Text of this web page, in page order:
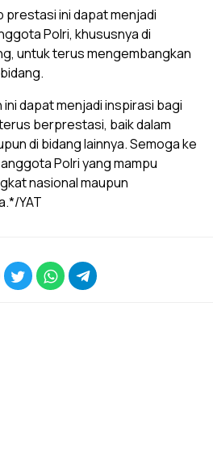
prestasi ini dapat menjadi
Polri, khususnya di
untuk terus mengembangkan
ini dapat menjadi inspirasi bagi
berprestasi, baik dalam
di bidang lainnya. Semoga ke
Polri yang mampu
nasional maupun
YAT